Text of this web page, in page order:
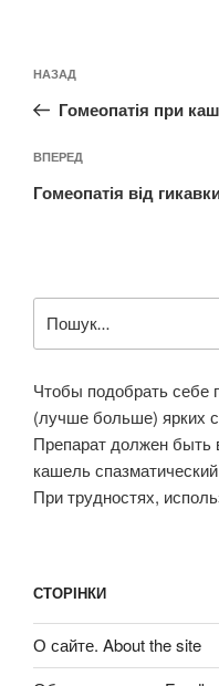
записів
Попередній
запис:
НАЗАД
Гомеопатія при
Наступний
запис
ВПЕРЕД
Гомеопатія від
за
Чтобы подобрать себе
(лучше больше) ярких
Препарат должен
кашель
При трудностях,
СТОРІНКИ
О сайте. About the site